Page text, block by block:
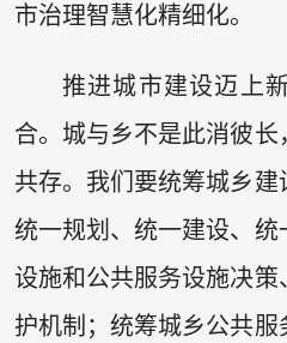
市治理智慧化精细化。
推进城市建设迈上
合。城与乡不是此消彼
共存。我们要统筹城乡
统一规划、统一建设、
设施和公共服务设施决
护机制；统筹城乡公共